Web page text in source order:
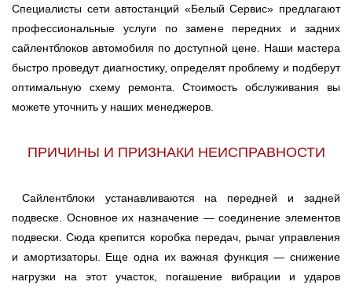
Специалисты сети автостанций «Белый Сервис» предлагают
профессиональные услуги по замене передних и задних
сайлентблоков автомобиля по доступной цене. Наши мастера
быстро проведут диагностику, определят проблему и подберут
оптимальную схему ремонта. Стоимость обслуживания вы
можете уточнить у наших менеджеров.
ПРИЧИНЫ И ПРИЗНАКИ НЕИСПРАВНОСТИ
Сайлентблоки устанавливаются на передней и задней
подвеске. Основное их назначение — соединение элементов
подвески. Сюда крепится коробка передач, рычаг управления
и амортизаторы. Еще одна их важная функция — снижение
нагрузки на этот участок, погашение вибрации и ударов